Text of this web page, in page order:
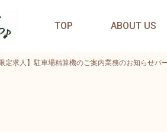
TOP ABOUT US
限定求人】駐車場精算機のご案内業務のお知らせパ